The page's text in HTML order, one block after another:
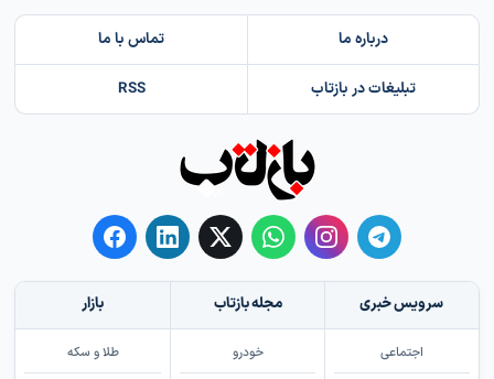
درباره ما تماس با ما
تبلیغات در بازتاب RSS
سرویس خبری
اجتماعی
مجله بازتاب
خودرو
بازار
طلا و سکه